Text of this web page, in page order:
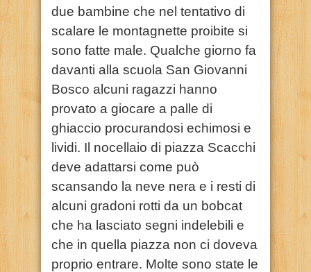
due bambine che nel tentativo di
scalare le montagnette proibite si
sono fatte male. Qualche giorno fa
davanti alla scuola San Giovanni
Bosco alcuni ragazzi hanno
provato a giocare a palle di
ghiaccio procurandosi echimosi e
lividi. Il nocellaio di piazza Scacchi
deve adattarsi come può
scansando la neve nera e i resti di
alcuni gradoni rotti da un bobcat
che ha lasciato segni indelebili e
che in quella piazza non ci doveva
proprio entrare. Molte sono state le